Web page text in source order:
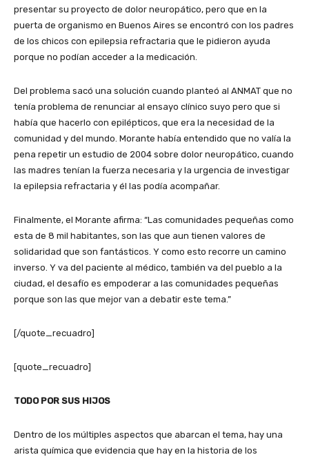
presentar su proyecto de dolor neuropático, pero que en la
puerta de organismo en Buenos Aires se encontró con los padres
de los chicos con epilepsia refractaria que le pidieron ayuda
porque no podían acceder a la medicación.
Del problema sacó una solución cuando planteó al ANMAT que no
tenía problema de renunciar al ensayo clínico suyo pero que si
había que hacerlo con epilépticos, que era la necesidad de la
comunidad y del mundo. Morante había entendido que no valía la
pena repetir un estudio de 2004 sobre dolor neuropático, cuando
las madres tenían la fuerza necesaria y la urgencia de investigar
la epilepsia refractaria y él las podía acompañar.
Finalmente, el Morante afirma: “Las comunidades pequeñas como
esta de 8 mil habitantes, son las que aun tienen valores de
solidaridad que son fantásticos. Y como esto recorre un camino
inverso. Y va del paciente al médico, también va del pueblo a la
ciudad, el desafío es empoderar a las comunidades pequeñas
porque son las que mejor van a debatir este tema.”
[/quote_recuadro]
[quote_recuadro]
TODO POR SUS HIJOS
Dentro de los múltiples aspectos que abarcan el tema, hay una
arista química que evidencia que hay en la historia de los